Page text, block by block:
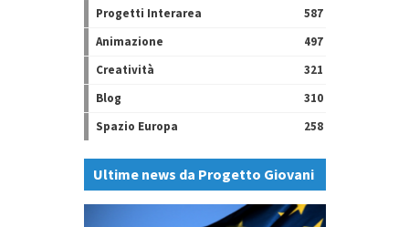
Progetti Interarea
587
Animazione
497
Creatività
321
Blog
310
Spazio Europa
258
Ultime news da Progetto Giovani